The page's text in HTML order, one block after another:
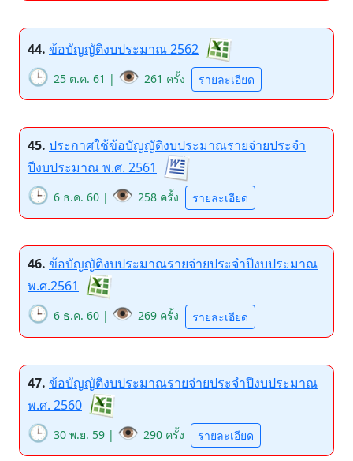
44. ข้อบัญญัติงบประมาณ 2562
🕒 25 ต.ค. 61 | 👁️ 261 ครั้ง รายละเอียด
45. ประกาศใช้ข้อบัญญัติงบประมาณรายจ่ายประจำ
ปีงบประมาณ พ.ศ. 2561
🕒 6 ธ.ค. 60 | 👁️ 258 ครั้ง รายละเอียด
46. ข้อบัญญัติงบประมาณรายจ่ายประจำปีงบประมาณ
พ.ศ.2561
🕒 6 ธ.ค. 60 | 👁️ 269 ครั้ง รายละเอียด
47. ข้อบัญญัติงบประมาณรายจ่ายประจำปีงบประมาณ
พ.ศ. 2560
🕒 30 พ.ย. 59 | 👁️ 290 ครั้ง รายละเอียด